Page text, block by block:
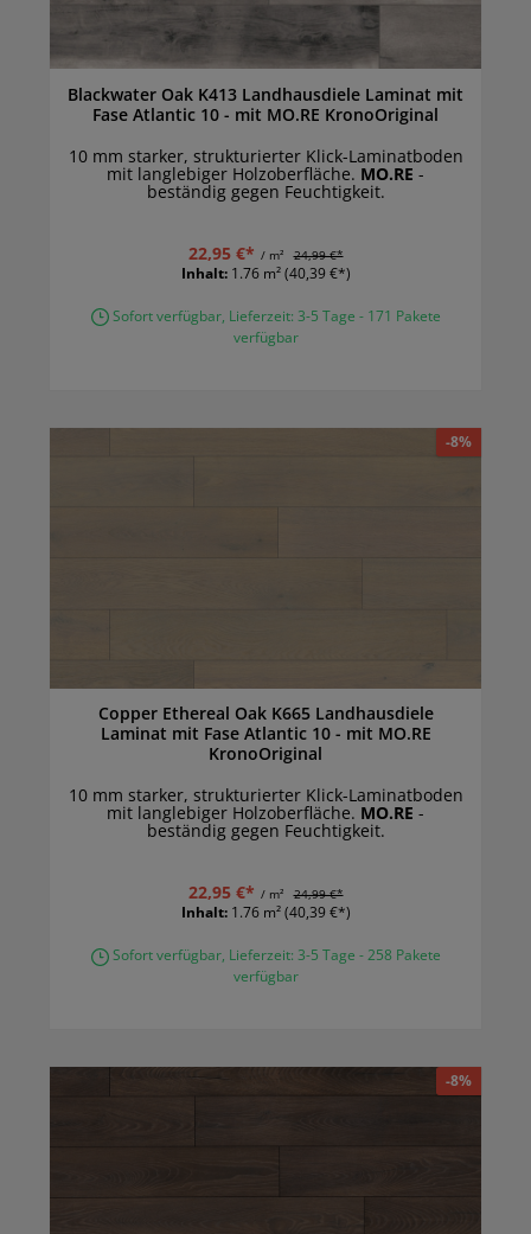
Blackwater Oak K413 Landhausdiele Laminat mit
Fase Atlantic 10 - mit MO.RE KronoOriginal
10 mm starker, strukturierter Klick-Laminatboden
mit langlebiger Holzoberfläche. MO.RE -
beständig gegen Feuchtigkeit.
22,95 €* / m² 24,99 €*
Inhalt: 1.76 m²(40,39 €*)
Sofort verfügbar, Lieferzeit: 3-5 Tage - 171 Pakete
verfügbar
-8%
Copper Ethereal Oak K665 Landhausdiele
Laminat mit Fase Atlantic 10 - mit MO.RE
KronoOriginal
10 mm starker, strukturierter Klick-Laminatboden
mit langlebiger Holzoberfläche. MO.RE -
beständig gegen Feuchtigkeit.
22,95 €* / m² 24,99 €*
Inhalt: 1.76 m²(40,39 €*)
Sofort verfügbar, Lieferzeit: 3-5 Tage - 258 Pakete
verfügbar
-8%